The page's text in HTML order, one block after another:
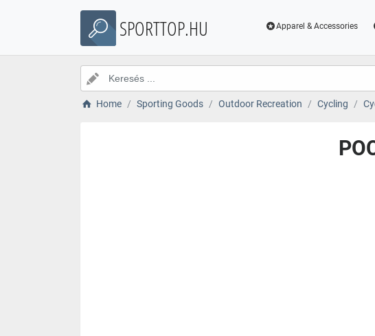
SPORTTOP.HU Apparel & Accessories
Home Sporting Goods Outdoor Recreation Cycling